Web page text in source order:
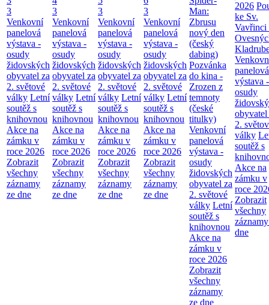
3
Venkovní
panelová
výstava -
osudy
židovských
obyvatel za
2. světové
války Letní
soutěž s
knihovnou
Akce na
zámku v
roce 2026
Zobrazit
všechny
záznamy
ze dne
3
Venkovní
panelová
výstava -
osudy
židovských
obyvatel za
2. světové
války Letní
soutěž s
knihovnou
Akce na
zámku v
roce 2026
Zobrazit
všechny
záznamy
ze dne
3
Venkovní
panelová
výstava -
osudy
židovských
obyvatel za
2. světové
války Letní
soutěž s
knihovnou
Akce na
zámku v
roce 2026
Zobrazit
všechny
záznamy
ze dne
3
Venkovní
panelová
výstava -
osudy
židovských
obyvatel za
2. světové
války Letní
soutěž s
knihovnou
Akce na
zámku v
roce 2026
Zobrazit
všechny
záznamy
ze dne
Man:
Zbrusu
nový den
(český
dabing)
Pozvánka
do kina -
Zrozen z
temnoty
(české
titulky)
Venkovní
panelová
výstava -
osudy
židovských
obyvatel za
2. světové
války Letní
soutěž s
knihovnou
Akce na
zámku v
roce 2026
Zobrazit
všechny
záznamy
ze dne
2026
ke Sv.
Vavřinci
panelová
výstava -
osudy
obyvatel
2.
války
soutěž s
Akce na
zámku v
roce
Zobrazit
všechny
dne